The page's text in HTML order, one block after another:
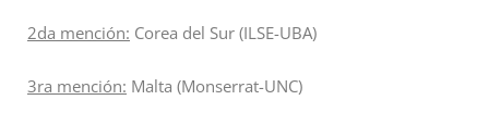
2da mención: Corea del Sur (ILSE-UBA)
3ra mención: Malta (Monserrat-UNC)